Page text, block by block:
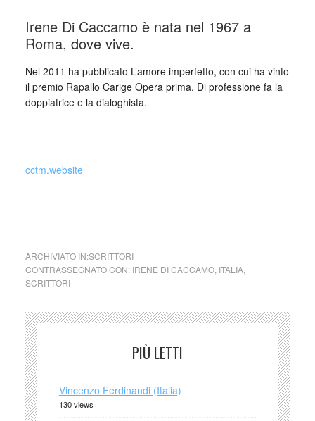
Irene Di Caccamo è nata nel 1967 a
Roma, dove vive.
Nel 2011 ha pubblicato L’amore imperfetto, con cui ha vinto
il premio Rapallo Carige Opera prima. Di professione fa la
doppiatrice e la dialoghista.
cctm.website
ARCHIVIATO IN:SCRITTORI
CONTRASSEGNATO CON: IRENE DI CACCAMO, ITALIA,
SCRITTORI
PIÙ LETTI
Vincenzo Ferdinandi (Italia)
130 views